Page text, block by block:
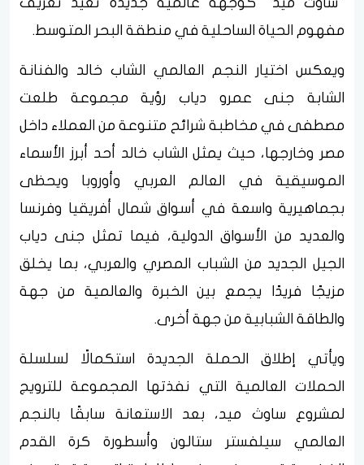
مفهوم الحياة الساحلية في منطقة البحر المتوسط.
ويعكس اختيار النجم العالمي الشاب خالد والفنانة
الشابة جنى عمرو دياب رؤية مجموعة طلعت
مصطفى في مخاطبة شرائح متنوعة من العملاء داخل
مصر وخارجها، حيث يمثل الشاب خالد أحد أبرز الأسماء
الموسيقية في العالم العربي وأوروبا ويحظى
بجماهيرية واسعة في أسواق شمال أفريقيا وفرنسا
والعديد من الأسواق الدولية، فيما تمثل جنى دياب
الجيل الجديد من الشباب المصري والعربي، بما يخلق
مزيجًا فريدًا يجمع بين الخبرة والعالمية من جهة
والطاقة الشبابية من جهة أخرى.
ويأتي إطلاق الحملة الجديدة استكمالًا لسلسلة
الحملات العالمية التي نفذتها المجموعة للترويج
لمشروع ساوث ميد، بعد الاستعانة سابقًا بالنجم
العالمي سيلفستر ستالون وأسطورة كرة القدم